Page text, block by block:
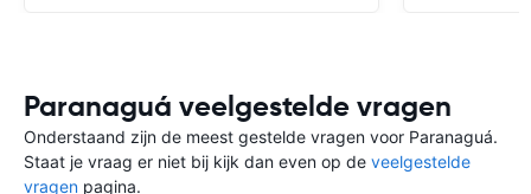
Paranaguá veelgestelde vragen
Onderstaand zijn de meest gestelde vragen voor Paranaguá.
Staat je vraag er niet bij kijk dan even op de veelgestelde
vragen pagina.